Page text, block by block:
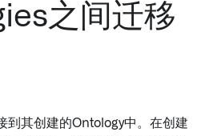
之间迁移
到其创建的Ontology中。在创建